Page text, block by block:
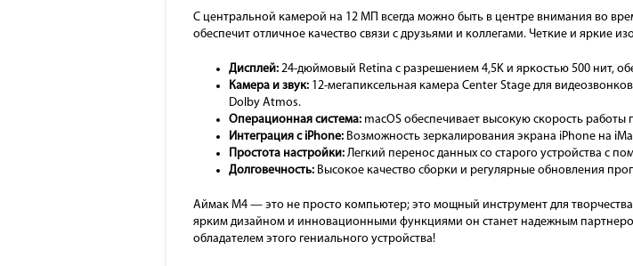
С центральной камерой на 12 МП всегда можно быть в центре внимания во
обеспечит отличное качество связи с друзьями и коллегами. Четкие и яркие
Дисплей: 24-дюймовый Retina с разрешением 4,5K и яркостью 500 нит,
Камера и звук: 12-мегапиксельная камера Center Stage для
Dolby Atmos.
Операционная система: macOS обеспечивает высокую скорость
Интеграция с iPhone: Возможность зеркалирования экрана iPhone на
Простота настройки: Легкий перенос данных со старого устройства с
Долговечность: Высокое качество сборки и регулярные обновления
Аймак М4 — это не просто компьютер; это мощный инструмент для
ярким дизайном и инновационными функциями он станет надежным
обладателем этого гениального устройства!